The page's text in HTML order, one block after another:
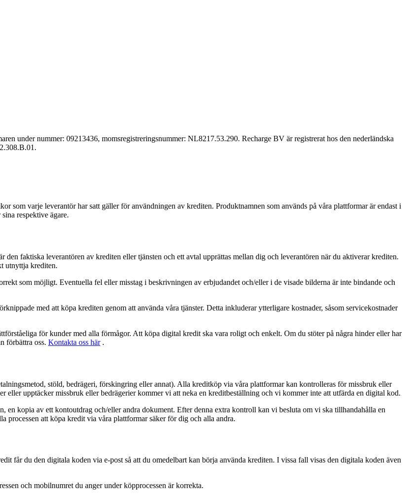
under nummer: 09213436, momsregistreringsnummer: NL8217.53.290. Recharge BV är registrerat hos den nederländska
varje leverantör har satt gäller för användningen av krediten. Produktnamnen som används på våra plattformar är endast i
respektive ägare.
faktiska leverantören av krediten eller tjänsten och ett avtal upprättas mellan dig och leverantören när du aktiverar krediten.
utnyttja krediten.
som möjligt. Eventuella fel eller misstag i beskrivningen av erbjudandet och/eller i de visade bilderna är inte bindande och
med att köpa krediten genom att använda våra tjänster. Detta inkluderar ytterligare kostnader, såsom servicekostnader
för kunder med alla förmågor. Att köpa digital kredit ska vara roligt och enkelt. Om du stöter på några hinder eller har
förbättra oss. Kontakta oss här.
stöld, bedrägeri, förskingring eller annat). Alla kreditköp via våra plattformar kan kontrolleras för missbruk eller
eller upptäcker missbruk eller bedrägerier kommer vi att neka en kreditbeställning och vi kommer inte att utfärda en digital kod.
kopia av ett kontoutdrag och/eller andra dokument. Efter denna extra kontroll kan vi besluta om vi ska tillhandahålla en
processen att köpa kredit via våra plattformar säker för dig och alla andra.
får du den digitala koden via e-post så att du omedelbart kan börja använda krediten. I vissa fall visas den digitala koden även
och mobilnumret du anger under köpprocessen är korrekta.